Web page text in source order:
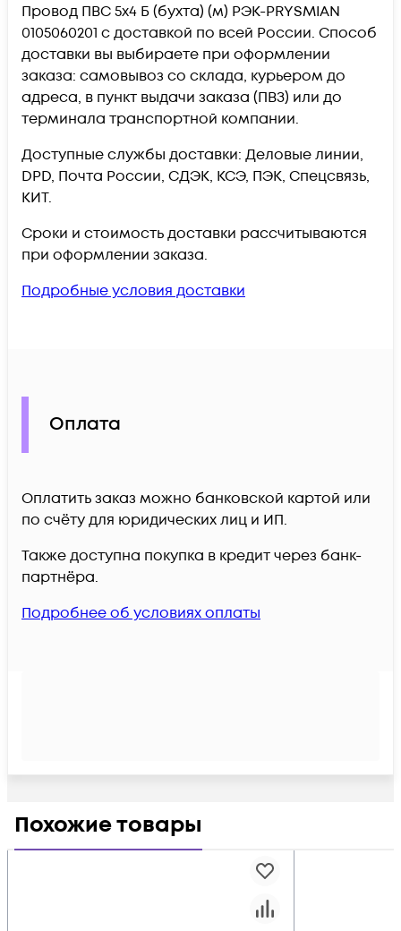
Провод ПВС 5х4 Б (бухта) (м) РЭК-PRYSMIAN
0105060201 c доставкой по всей России. Способ
доставки вы выбираете при оформлении
заказа: самовывоз со склада, курьером до
адреса, в пункт выдачи заказа (ПВЗ) или до
терминала транспортной компании.
Доступные службы доставки: Деловые линии,
DPD, Почта России, СДЭК, КСЭ, ПЭК, Спецсвязь,
КИТ.
Сроки и стоимость доставки рассчитываются
при оформлении заказа.
Подробные условия доставки
Оплата
Оплатить заказ можно банковской картой или
по счёту для юридических лиц и ИП.
Также доступна покупка в кредит через банк-
партнёра.
Подробнее об условиях оплаты
Похожие товары